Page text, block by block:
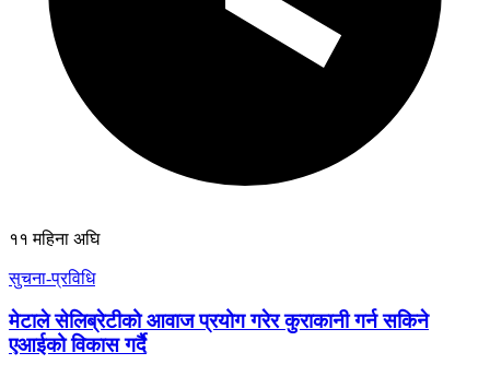
११ महिना अघि
सुचना-प्रविधि
मेटाले सेलिब्रेटीको आवाज प्रयोग गरेर कुराकानी गर्न सकिने
एआईको विकास गर्दै